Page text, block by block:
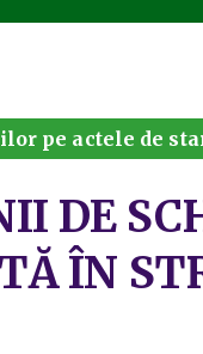
pe actele de
DE
ÎN